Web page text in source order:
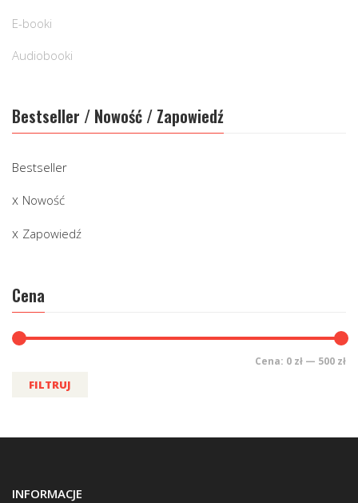
E-booki
Audiobooki
Bestseller / Nowość / Zapowiedź
Bestseller
Nowość
Zapowiedź
Cena
FILTRUJ
Cena: 0 zł — 500 zł
INFORMACJE